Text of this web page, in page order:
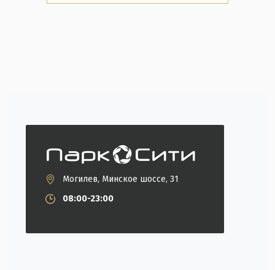
Могилев, Минское шоссе, 31
08:00-23:00